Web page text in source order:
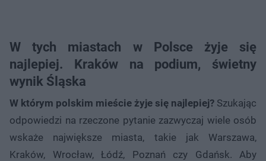
W tych miastach w Polsce żyje się
najlepiej. Kraków na podium, świetny
wynik Śląska
W którym polskim mieście żyje się najlepiej? Szukając
odpowiedzi na rzeczone pytanie zazwyczaj wiele osób
wskaże największe miasta, takie jak Warszawa,
Kraków, Wrocław, Łódź, Poznań czy Gdańsk. Aby